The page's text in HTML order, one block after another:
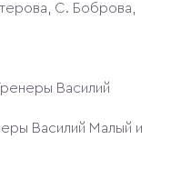
С. Боброва,
Василий
Василий Малый и